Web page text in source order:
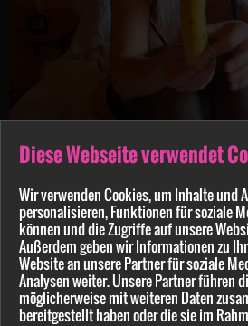
Diese Webseite verwendet
Wir verwenden Cookies, um Inhalte und
personalisieren, Funktionen für soziale
können und die Zugriffe auf unsere
Außerdem geben wir Informationen zu
Website an unsere Partner für soziale
Analysen weiter. Unsere Partner führen
möglicherweise mit weiteren Daten
bereitgestellt haben oder die sie im
8:09 min. 15.08.2021